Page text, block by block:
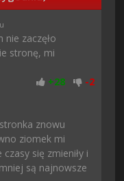
zaczęło
stronę, mi
+28 -2
znowu
ziomek mi
czasy się zmieniły i
są najnowsze